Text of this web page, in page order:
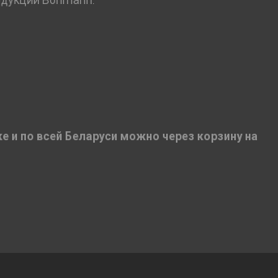
и по всей Беларуси можно через корзину на